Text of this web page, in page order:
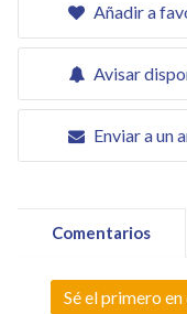
Añadir a
Avisar
Enviar a un
Comentarios
Sé el primero